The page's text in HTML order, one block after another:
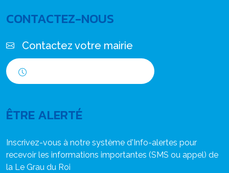
CONTACTEZ-NOUS
Contactez votre mairie
ÊTRE ALERTÉ
Inscrivez-vous à notre système d'Info-alertes pour
recevoir les informations importantes (SMS ou appel) de
la Le Grau du Roi